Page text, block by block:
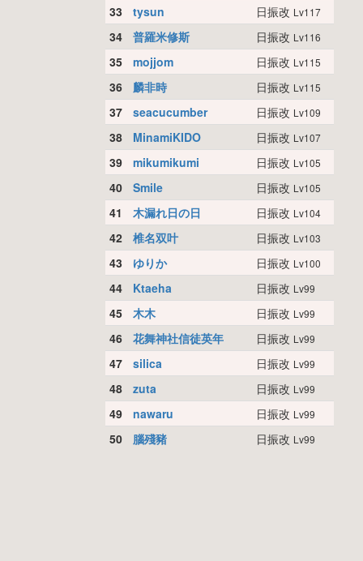
33 tysun 日振改 Lv117
34 普羅米修斯 日振改 Lv116
35 mojjom 日振改 Lv115
36 麟非時 日振改 Lv115
37 seacucumber 日振改 Lv109
38 MinamiKIDO 日振改 Lv107
39 mikumikumi 日振改 Lv105
40 Smile 日振改 Lv105
41 木漏れ日の日 日振改 Lv104
42 椎名双叶 日振改 Lv103
43 ゆりか 日振改 Lv100
44 Ktaeha 日振改 Lv99
45 木木 日振改 Lv99
46 花舞神社信徒英年 日振改 Lv99
47 silica 日振改 Lv99
48 zuta 日振改 Lv99
49 nawaru 日振改 Lv99
50 腦殘豬 日振改 Lv99